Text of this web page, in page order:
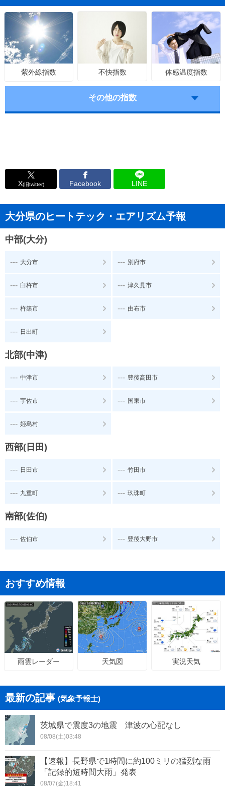
紫外線指数 不快指数 体感温度指数
その他の指数
X(旧twitter) Facebook LINE
大分県のヒートテック・エアリズム予報
中部(大分)
--- 大分市 --- 別府市
--- 臼杵市 --- 津久見市
--- 杵築市 --- 由布市
--- 日出町
北部(中津)
--- 中津市 --- 豊後高田市
--- 宇佐市 --- 国東市
--- 姫島村
西部(日田)
--- 日田市 --- 竹田市
--- 九重町 --- 玖珠町
南部(佐伯)
--- 佐伯市 --- 豊後大野市
おすすめ情報
雨雲レーダー 天気図 実況天気
最新の記事 (気象予報士)
茨城県で震度3の地震 津波の心配なし
08/08(土)03:48
【速報】長野県で1時間に約100ミリの猛烈な雨
「記録的短時間大雨」発表
08/07(金)18:41